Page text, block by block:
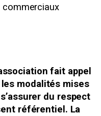
fait appel
modalités mises
du respect
référentiel. La